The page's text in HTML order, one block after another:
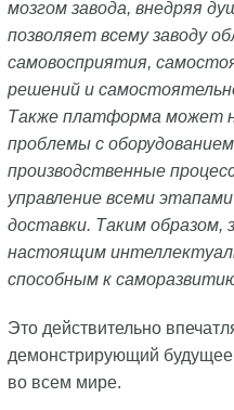
мозгом завода, внедряя
позволяет всему заводу
самовосприятия,
решений и
Также платформа может
проблемы с
производственные
управление всеми
доставки. Таким образом,
настоящим
способным к
Это действительно
демонстрирующий будущее
во всем мире.